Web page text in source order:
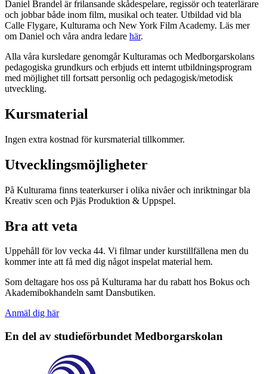
Daniel Brandel är frilansande skådespelare, regissör och teaterlärare
och jobbar både inom film, musikal och teater. Utbildad vid bla
Calle Flygare, Kulturama och New York Film Academy. Läs mer
om Daniel och våra andra ledare här.
Alla våra kursledare genomgår Kulturamas och Medborgarskolans
pedagogiska grundkurs och erbjuds ett internt utbildningsprogram
med möjlighet till fortsatt personlig och pedagogisk/metodisk
utveckling.
Kursmaterial
Ingen extra kostnad för kursmaterial tillkommer.
Utvecklingsmöjligheter
På Kulturama finns teaterkurser i olika nivåer och inriktningar bla
Kreativ scen och Pjäs Produktion & Uppspel.
Bra att veta
Uppehåll för lov vecka 44. Vi filmar under kurstillfällena men du
kommer inte att få med dig något inspelat material hem.
Som deltagare hos oss på Kulturama har du rabatt hos Bokus och
Akademibokhandeln samt Dansbutiken.
Anmäl dig här
En del av studieförbundet Medborgarskolan